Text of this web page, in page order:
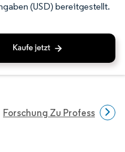
(USD) bereitgestellt.
Forschung Zu